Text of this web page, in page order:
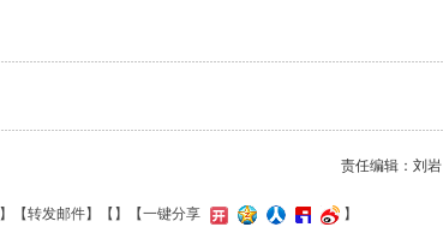
责任编辑：刘岩
】【转发邮件】【 】 【一键分享 】